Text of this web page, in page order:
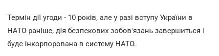
Термін дії угоди - 10 років, але у разі вступу України в
НАТО раніше, дія безпекових зобов'язань завершиться і
буде інкорпорована в систему НАТО.